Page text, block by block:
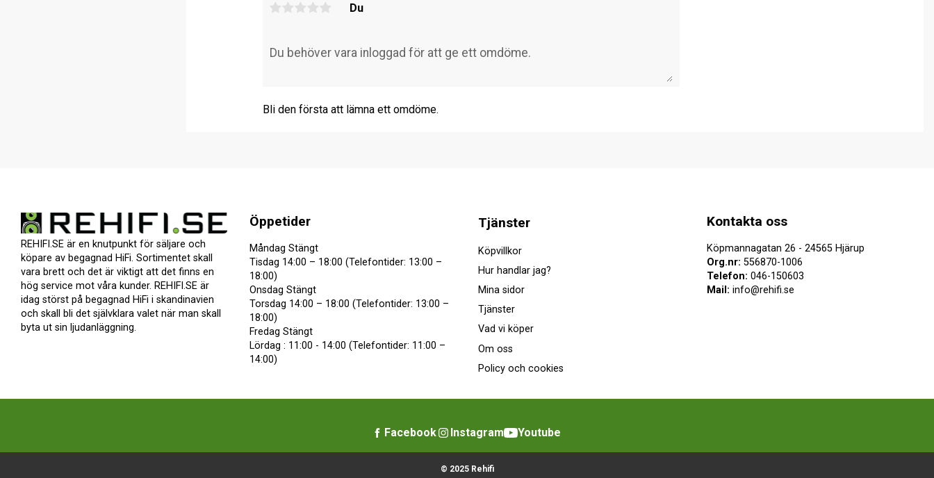
Du
Bli den första att lämna ett omdöme.
REHIFI.SE är en knutpunkt för säljare och
köpare av begagnad HiFi. Sortimentet skall
vara brett och det är viktigt att det finns en
hög service mot våra kunder. REHIFI.SE är
idag störst på begagnad HiFi i skandinavien
och skall bli det självklara valet när man skall
byta ut sin ljudanläggning.
Öppetider
Måndag Stängt
Tisdag 14:00 – 18:00 (Telefontider: 13:00 –
18:00)
Onsdag Stängt
Torsdag 14:00 – 18:00 (Telefontider: 13:00 –
18:00)
Fredag Stängt
Lördag : 11:00 - 14:00 (Telefontider: 11:00 –
14:00)
Kontakta oss
Köpmannagatan 26 - 24565 Hjärup
Org.nr: 556870-1006
Telefon: 046-150603
Mail: info@rehifi.se
Tjänster
Köpvillkor
Hur handlar jag?
Mina sidor
Tjänster
Vad vi köper
Om oss
Policy och cookies
Facebook Instagram Youtube
© 2025 Rehifi